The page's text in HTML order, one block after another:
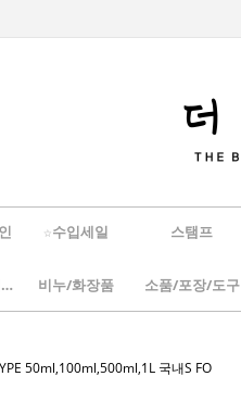
☆수입세일 스탬프
향수/룸/하바리움 비누/화장품 소품/포장/도구
50ml,100ml,500ml,1L 국내S FO